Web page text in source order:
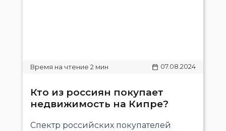
07.08.2024
Кто из россиян покупает
недвижимость на Кипре?
Спектр российских покупателей